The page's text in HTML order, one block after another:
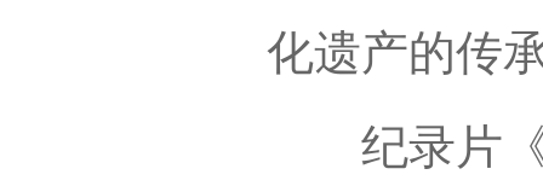
化遗产的传
纪录片《